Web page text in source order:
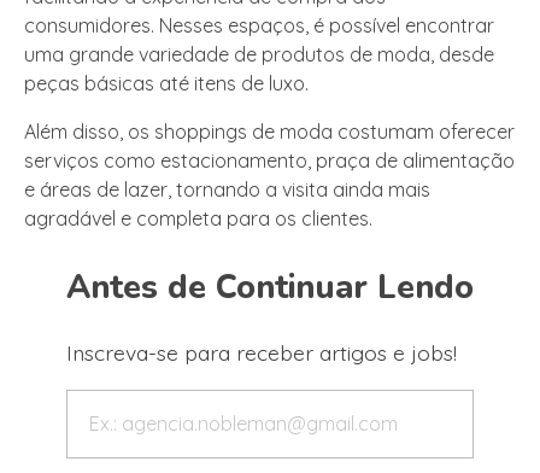
consumidores. Nesses espaços, é possível encontrar
uma grande variedade de produtos de moda, desde
peças básicas até itens de luxo.
Além disso, os shoppings de moda costumam oferecer
serviços como estacionamento, praça de alimentação
e áreas de lazer, tornando a visita ainda mais
agradável e completa para os clientes.
Antes de Continuar Lendo
Inscreva-se para receber artigos e jobs!